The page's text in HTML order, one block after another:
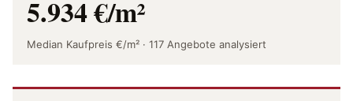
5.934 €/m²
Median Kaufpreis €/m² · 117 Angebote analysiert